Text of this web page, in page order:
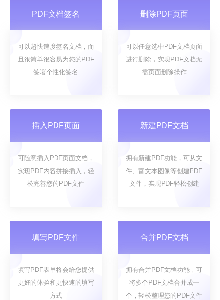
PDF文档签名
可以超快速度签名文档，而
且很简单很容易为您的PDF
签署个性化签名
删除PDF页面
可以任意选中PDF文档页面
进行删除，实现PDF文档无
需页面删除操作
插入PDF页面
可随意插入PDF页面文档，
实现PDF内容拼接插入，轻
松完善您的PDF文件
新建PDF文档
拥有新建PDF功能，可从文
件、富文本图像等创建PDF
文件，实现PDF轻松创建
填写PDF文件
填写PDF表单将会给您提供
更好的体验和更快速的填写
方式
合并PDF文档
拥有合并PDF文档功能，可
将多个PDF文档合并成一
个，轻松整理您的PDF文件